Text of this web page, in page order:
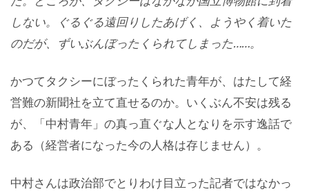
しない。ぐるぐる遠回りしたあげく、ようやく着いた
のだが、ずいぶんぼったくられてしまった……。
かつてタクシーにぼったくられた青年が、はたして経
営難の新聞社を立て直せるのか。いくぶん不安は残る
が、「中村青年」の真っ直ぐな人となりを示す逸話で
ある（経営者になった今の人格は存じません）。
中村さんは政治部でとりわけ目立った記者ではなかっ